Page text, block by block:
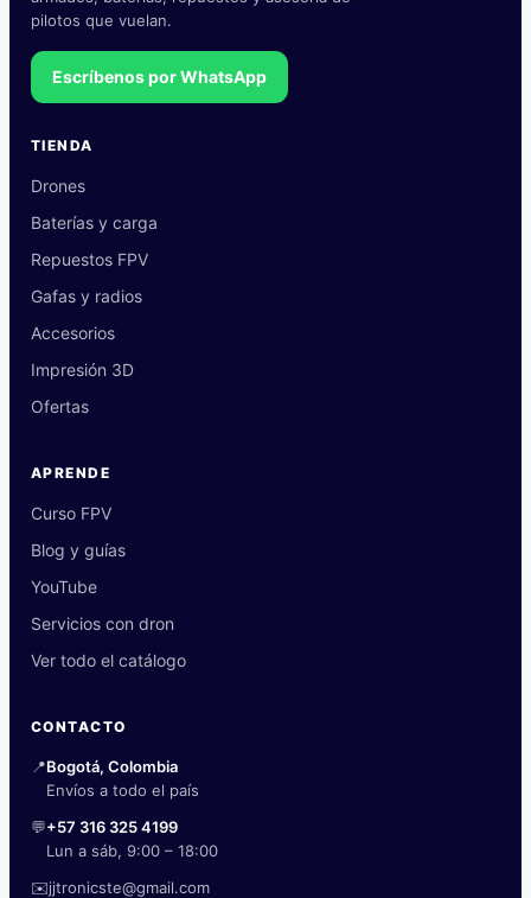
pilotos que vuelan.
Escríbenos por WhatsApp
TIENDA
Drones
Baterías y carga
Repuestos FPV
Gafas y radios
Accesorios
Impresión 3D
Ofertas
APRENDE
Curso FPV
Blog y guías
YouTube
Servicios con dron
Ver todo el catálogo
CONTACTO
📍Bogotá, Colombia
Envíos a todo el país
💬+57 316 325 4199
Lun a sáb, 9:00 – 18:00
✉️jjtronicste@gmail.com